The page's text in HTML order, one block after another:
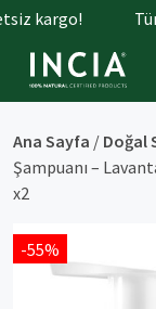
kargo!
Ana Sayfa / Doğal
Şampuanı –
x2
-55%